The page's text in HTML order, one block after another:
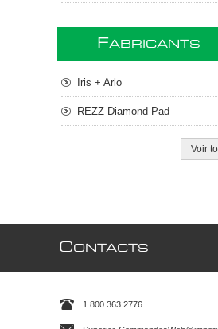
FABRICANTS
Iris + Arlo
REZZ Diamond Pad
Voir
CONTACTS
1.800.363.2776